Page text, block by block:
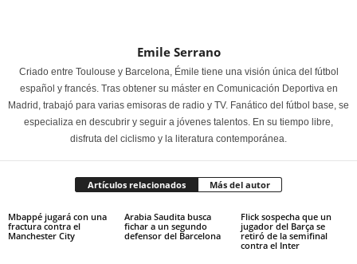
Emile Serrano
Criado entre Toulouse y Barcelona, Émile tiene una visión única del fútbol
español y francés. Tras obtener su máster en Comunicación Deportiva en
Madrid, trabajó para varias emisoras de radio y TV. Fanático del fútbol base, se
especializa en descubrir y seguir a jóvenes talentos. En su tiempo libre,
disfruta del ciclismo y la literatura contemporánea.
Artículos relacionados Más del autor
Mbappé jugará con una
fractura contra el
Manchester City
Arabia Saudita busca
fichar a un segundo
defensor del Barcelona
Flick sospecha que un
jugador del Barça se
retiró de la semifinal
contra el Inter